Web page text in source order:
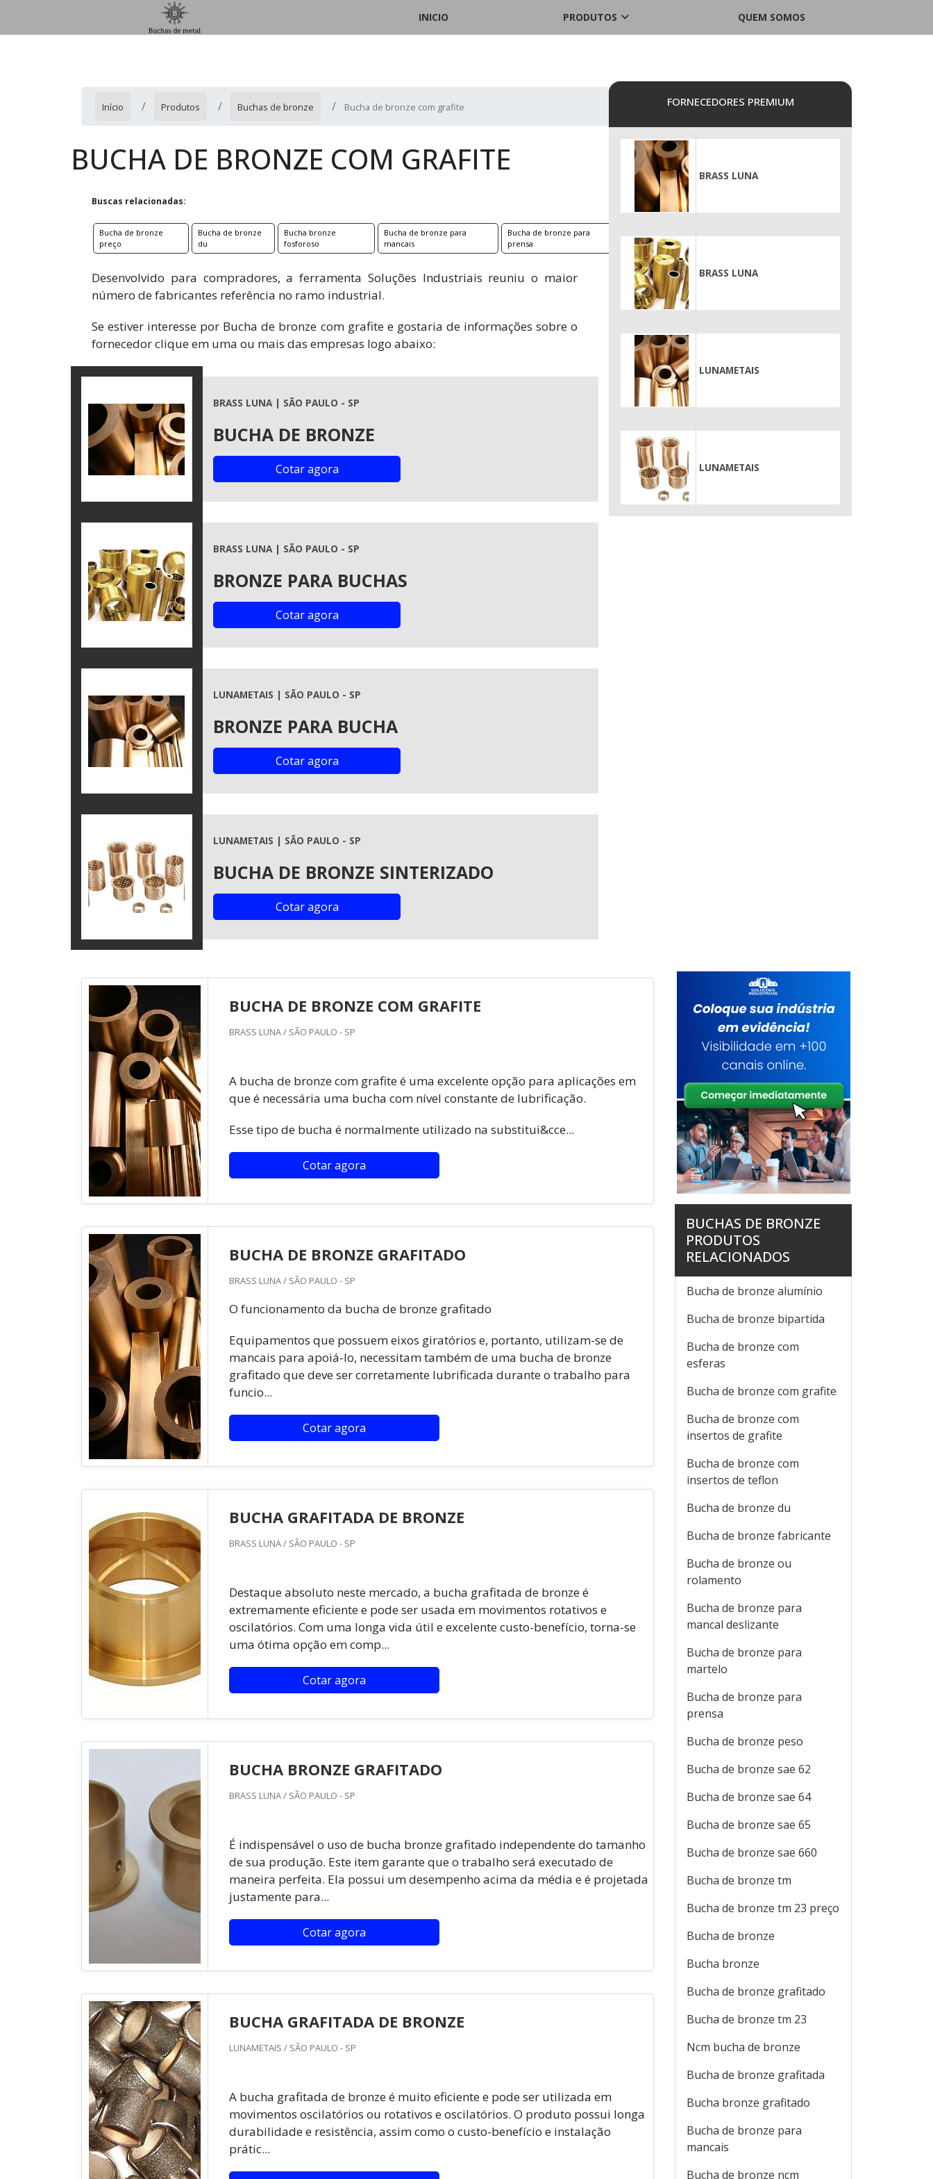
INICIO PRODUTOS QUEM SOMOS
Início Produtos Buchas de bronze Bucha de bronze com grafite
BUCHA DE BRONZE COM GRAFITE
Buscas relacionadas:
Bucha de bronze
preço
Bucha de bronze
du
Bucha bronze
fosforoso
Bucha de bronze para
mancais
Bucha de bronze para
prensa
Desenvolvido para compradores, a ferramenta Soluções Industriais reuniu o maior
número de fabricantes referência no ramo industrial.
Se estiver interesse por Bucha de bronze com grafite e gostaria de informações sobre o
fornecedor clique em uma ou mais das empresas logo abaixo:
BRASS LUNA | SÃO PAULO - SP
BUCHA DE BRONZE
Cotar agora
BRASS LUNA | SÃO PAULO - SP
BRONZE PARA BUCHAS
Cotar agora
LUNAMETAIS | SÃO PAULO - SP
BRONZE PARA BUCHA
Cotar agora
LUNAMETAIS | SÃO PAULO - SP
BUCHA DE BRONZE SINTERIZADO
Cotar agora
FORNECEDORES PREMIUM
BRASS LUNA
BRASS LUNA
LUNAMETAIS
LUNAMETAIS
BUCHA DE BRONZE COM GRAFITE
BRASS LUNA / SÃO PAULO - SP
A bucha de bronze com grafite é uma excelente opção para aplicações em
que é necessária uma bucha com nível constante de lubrificação.
Esse tipo de bucha é normalmente utilizado na substitui&cce...
Cotar agora
BUCHA DE BRONZE GRAFITADO
BRASS LUNA / SÃO PAULO - SP
O funcionamento da bucha de bronze grafitado
Equipamentos que possuem eixos giratórios e, portanto, utilizam-se de
mancais para apoiá-lo, necessitam também de uma bucha de bronze
grafitado que deve ser corretamente lubrificada durante o trabalho para
funcio...
Cotar agora
BUCHA GRAFITADA DE BRONZE
BRASS LUNA / SÃO PAULO - SP
Destaque absoluto neste mercado, a bucha grafitada de bronze é
extremamente eficiente e pode ser usada em movimentos rotativos e
oscilatórios. Com uma longa vida útil e excelente custo-benefício, torna-se
uma ótima opção em comp...
Cotar agora
BUCHA BRONZE GRAFITADO
BRASS LUNA / SÃO PAULO - SP
É indispensável o uso de bucha bronze grafitado independente do tamanho
de sua produção. Este item garante que o trabalho será executado de
maneira perfeita. Ela possui um desempenho acima da média e é projetada
justamente para...
Cotar agora
BUCHA GRAFITADA DE BRONZE
LUNAMETAIS / SÃO PAULO - SP
A bucha grafitada de bronze é muito eficiente e pode ser utilizada em
movimentos oscilatórios ou rotativos e oscilatórios. O produto possui longa
durabilidade e resistência, assim como o custo-benefício e instalação
prátic...
BUCHAS DE BRONZE
PRODUTOS
RELACIONADOS
Bucha de bronze alumínio
Bucha de bronze bipartida
Bucha de bronze com
esferas
Bucha de bronze com grafite
Bucha de bronze com
insertos de grafite
Bucha de bronze com
insertos de teflon
Bucha de bronze du
Bucha de bronze fabricante
Bucha de bronze ou
rolamento
Bucha de bronze para
mancal deslizante
Bucha de bronze para
martelo
Bucha de bronze para
prensa
Bucha de bronze peso
Bucha de bronze sae 62
Bucha de bronze sae 64
Bucha de bronze sae 65
Bucha de bronze sae 660
Bucha de bronze tm
Bucha de bronze tm 23 preço
Bucha de bronze
Bucha bronze
Bucha de bronze grafitado
Bucha de bronze tm 23
Ncm bucha de bronze
Bucha de bronze grafitada
Bucha bronze grafitado
Bucha de bronze para
mancais
Bucha de bronze ncm